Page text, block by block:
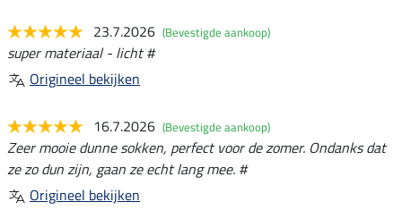
23.7.2026 (Bevestigde aankoop)
super materiaal - licht #
Origineel bekijken
16.7.2026 (Bevestigde aankoop)
Zeer mooie dunne sokken, perfect voor de zomer. Ondanks dat
ze zo dun zijn, gaan ze echt lang mee. #
Origineel bekijken